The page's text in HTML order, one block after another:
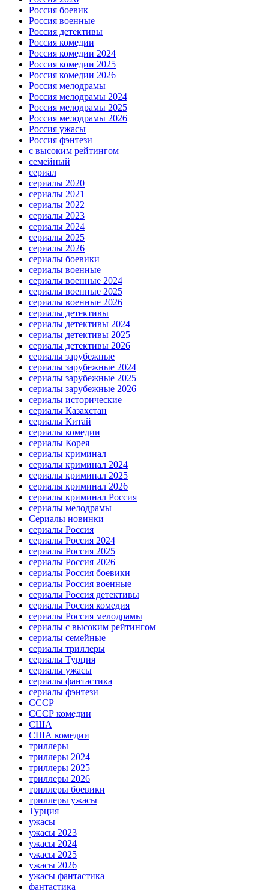
Россия боевик
Россия военные
Россия детективы
Россия комедии
Россия комедии 2024
Россия комедии 2025
Россия комедии 2026
Россия мелодрамы
Россия мелодрамы 2024
Россия мелодрамы 2025
Россия мелодрамы 2026
Россия ужасы
Россия фэнтези
с высоким рейтингом
семейный
сериал
сериалы 2020
сериалы 2021
сериалы 2022
сериалы 2023
сериалы 2024
сериалы 2025
сериалы 2026
сериалы боевики
сериалы военные
сериалы военные 2024
сериалы военные 2025
сериалы военные 2026
сериалы детективы
сериалы детективы 2024
сериалы детективы 2025
сериалы детективы 2026
сериалы зарубежные
сериалы зарубежные 2024
сериалы зарубежные 2025
сериалы зарубежные 2026
сериалы исторические
сериалы Казахстан
сериалы Китай
сериалы комедии
сериалы Корея
сериалы криминал
сериалы криминал 2024
сериалы криминал 2025
сериалы криминал 2026
сериалы криминал Россия
сериалы мелодрамы
Сериалы новинки
сериалы Россия
сериалы Россия 2024
сериалы Россия 2025
сериалы Россия 2026
сериалы Россия боевики
сериалы Россия военные
сериалы Россия детективы
сериалы Россия комедия
сериалы Россия мелодрамы
сериалы с высоким рейтингом
сериалы семейные
сериалы триллеры
сериалы Турция
сериалы ужасы
сериалы фантастика
сериалы фэнтези
СССР
СССР комедии
США
США комедии
триллеры
триллеры 2024
триллеры 2025
триллеры 2026
триллеры боевики
триллеры ужасы
Турция
ужасы
ужасы 2023
ужасы 2024
ужасы 2025
ужасы 2026
ужасы фантастика
фантастика